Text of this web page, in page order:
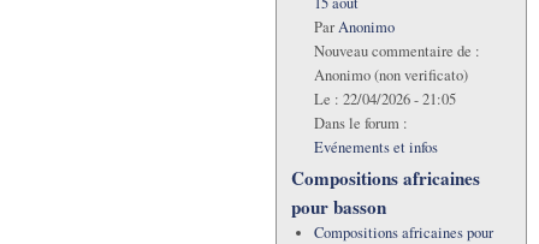
ParAnonimo
Nouveau commentaire de :
Anonimo (non verificato)
Le : 22/04/2026 - 21:05
Dans le forum :
Evénements et infos
Compositions africaines
pour basson
Compositions africaines pour